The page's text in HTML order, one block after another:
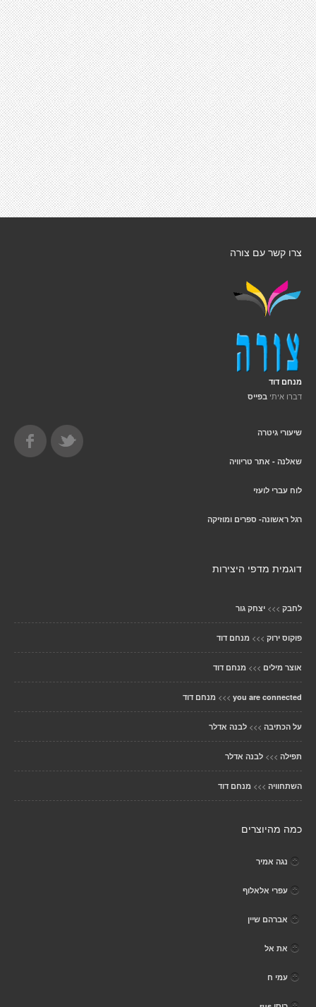
צרו קשר עם צורה
מנחם דוד
דברו איתי בפייס
שיעורי גיטרה
שאלנה - אתר טריוויה
לוח עברי לועזי
רגל ראשונה- ספרים ומוזיקה
דוגמית מדפי היצירות
לחבק >>> יצחק גור
פוקוס ירוק >>> מנחם דוד
אוצר מילים >>> מנחם דוד
you are connected
>>> מנחם דוד
על הכתיבה >>> לבנה אדלר
תפילה >>> לבנה אדלר
השתחוויה >>> מנחם דוד
כמה מהיוצרים
נגה אמיר
עפרי אלאלוף
אברהם שיין
את אל
עמי ח